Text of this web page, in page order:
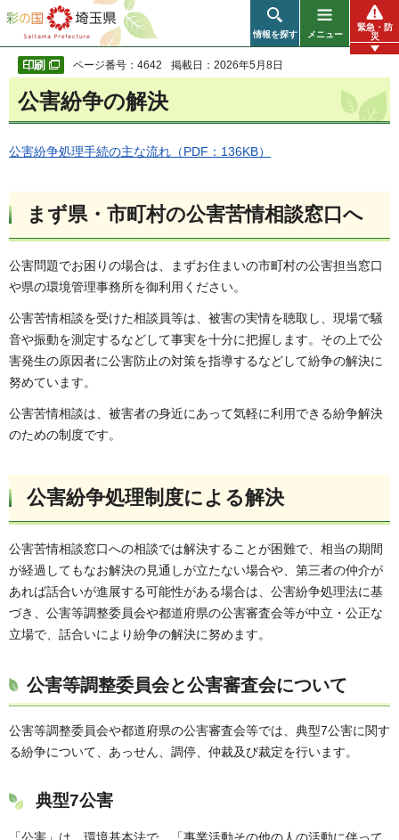
彩の国 埼玉県
情報を探す メニュー
緊急・防
災
ページ番号：4642 掲載日：2026年5月8日
公害紛争の解決
公害紛争処理手続の主な流れ（PDF：136KB）
まず県・市町村の公害苦情相談窓口へ
公害問題でお困りの場合は、まずお住まいの市町村の公害担当窓口
や県の環境管理事務所を御利用ください。
公害苦情相談を受けた相談員等は、被害の実情を聴取し、現場で騒
音や振動を測定するなどして事実を十分に把握します。その上で公
害発生の原因者に公害防止の対策を指導するなどして紛争の解決に
努めています。
公害苦情相談は、被害者の身近にあって気軽に利用できる紛争解決
のための制度です。
公害紛争処理制度による解決
公害苦情相談窓口への相談では解決することが困難で、相当の期間
が経過してもなお解決の見通しが立たない場合や、第三者の仲介が
あれば話合いが進展する可能性がある場合は、公害紛争処理法に基
づき、公害等調整委員会や都道府県の公害審査会等が中立・公正な
立場で、話合いにより紛争の解決に努めます。
公害等調整委員会と公害審査会について
公害等調整委員会や都道府県の公害審査会等では、典型7公害に関す
る紛争について、あっせん、調停、仲裁及び裁定を行います。
典型7公害